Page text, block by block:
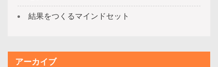
結果をつくるマインドセット
アーカイブ